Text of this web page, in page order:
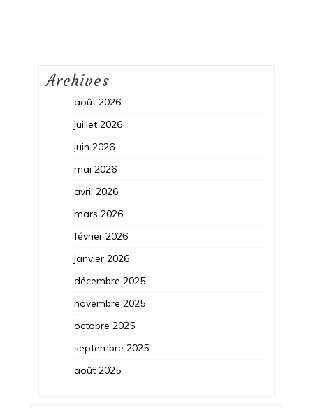
Archives
août 2026
juillet 2026
juin 2026
mai 2026
avril 2026
mars 2026
février 2026
janvier 2026
décembre 2025
novembre 2025
octobre 2025
septembre 2025
août 2025